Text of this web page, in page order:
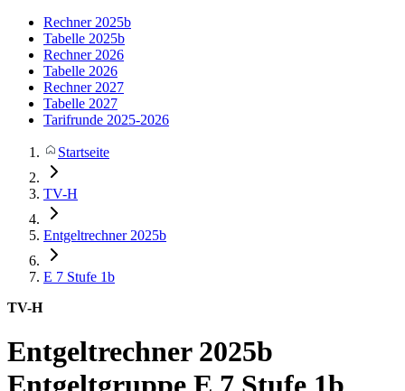
Rechner 2025b
Tabelle 2025b
Rechner 2026
Tabelle 2026
Rechner 2027
Tabelle 2027
Tarifrunde 2025-2026
Startseite
TV-H
Entgeltrechner 2025b
E 7 Stufe 1b
TV-H
Entgeltrechner 2025b